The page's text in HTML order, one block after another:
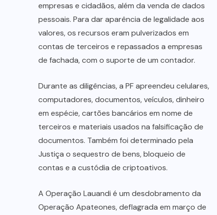
empresas e cidadãos, além da venda de dados
pessoais. Para dar aparência de legalidade aos
valores, os recursos eram pulverizados em
contas de terceiros e repassados a empresas
de fachada, com o suporte de um contador.
Durante as diligências, a PF apreendeu celulares,
computadores, documentos, veículos, dinheiro
em espécie, cartões bancários em nome de
terceiros e materiais usados na falsificação de
documentos. Também foi determinado pela
Justiça o sequestro de bens, bloqueio de
contas e a custódia de criptoativos.
A Operação Lauandi é um desdobramento da
Operação Apateones, deflagrada em março de